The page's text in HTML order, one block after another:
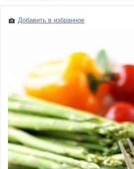
Добавить в избранное